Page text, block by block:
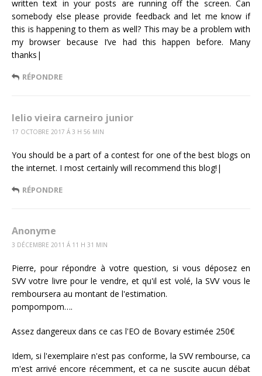
written text in your posts are running off the screen. Can
somebody else please provide feedback and let me know if
this is happening to them as well? This may be a problem with
my browser because I’ve had this happen before. Many
thanks|
RÉPONDRE
lelio vieira carneiro junior
17 OCTOBRE 2017 Á 3 H 56 MIN
You should be a part of a contest for one of the best blogs on
the internet. I most certainly will recommend this blog!|
RÉPONDRE
Anonyme
3 DÉCEMBRE 2011 Á 11 H 31 MIN
Pierre, pour répondre à votre question, si vous déposez en
SVV votre livre pour le vendre, et qu'il est volé, la SVV vous le
remboursera au montant de l'estimation.
pompompom….
Assez dangereux dans ce cas l'EO de Bovary estimée 250€
Idem, si l'exemplaire n'est pas conforme, la SVV rembourse, ca
m'est arrivé encore récemment, et ca ne suscite aucun débat